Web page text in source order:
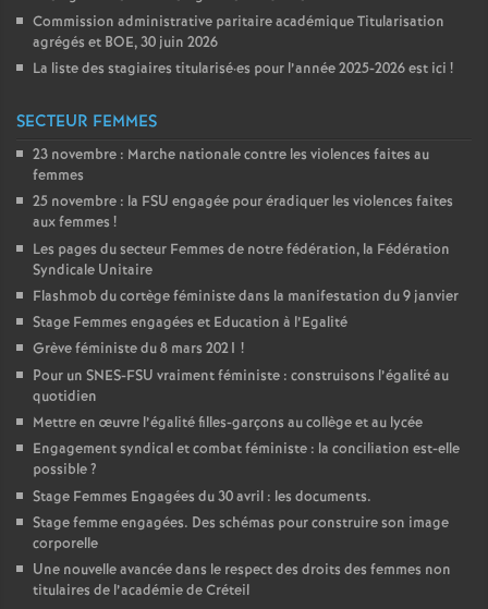
Commission administrative paritaire académique Titularisation
agrégés et BOE, 30 juin 2026
La liste des stagiaires titularisé·es pour l’année 2025-2026 est ici !
SECTEUR FEMMES
23 novembre : Marche nationale contre les violences faites au
femmes
25 novembre : la FSU engagée pour éradiquer les violences faites
aux femmes !
Les pages du secteur Femmes de notre fédération, la Fédération
Syndicale Unitaire
Flashmob du cortège féministe dans la manifestation du 9 janvier
Stage Femmes engagées et Education à l’Egalité
Grève féministe du 8 mars 2021 !
Pour un SNES-FSU vraiment féministe : construisons l’égalité au
quotidien
Mettre en œuvre l’égalité filles-garçons au collège et au lycée
Engagement syndical et combat féministe : la conciliation est-elle
possible?
Stage Femmes Engagées du 30 avril : les documents.
Stage femme engagées. Des schémas pour construire son image
corporelle
Une nouvelle avancée dans le respect des droits des femmes non
titulaires de l’académie de Créteil